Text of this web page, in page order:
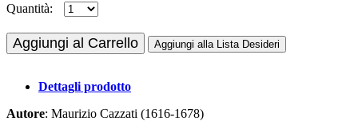
Quantità:
Aggiungi al Carrello Aggiungi alla Lista Desideri
Dettagli prodotto
Autore: Maurizio Cazzati (1616-1678)